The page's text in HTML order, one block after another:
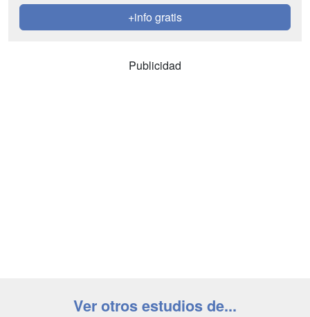
+info gratis
Publicidad
Ver otros estudios de...